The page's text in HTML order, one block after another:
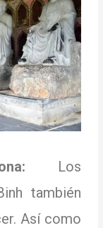
Los
también
Así como